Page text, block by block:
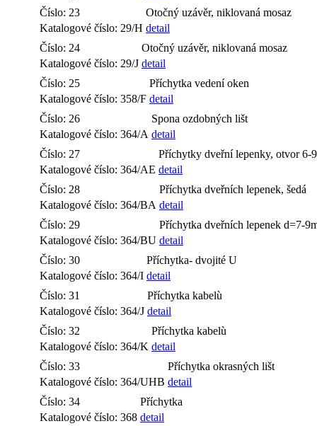
Číslo: 23
Otočný uzávěr, niklovaná mosaz
Katalogové číslo: 29/H detail
Číslo: 24
Otočný uzávěr, niklovaná mosaz
Katalogové číslo: 29/J detail
Číslo: 25
Příchytka vedení oken
Katalogové číslo: 358/F detail
Číslo: 26
Spona ozdobných lišt
Katalogové číslo: 364/A detail
Číslo: 27
Příchytky dveřní lepenky, otvor 6-
Katalogové číslo: 364/AE detail
Číslo: 28
Příchytka dveřních lepenek, šedá
Katalogové číslo: 364/BA detail
Číslo: 29
Příchytka dveřních lepenek d=7-
Katalogové číslo: 364/BU detail
Číslo: 30
Příchytka- dvojité U
Katalogové číslo: 364/I detail
Číslo: 31
Příchytka kabelù
Katalogové číslo: 364/J detail
Číslo: 32
Příchytka kabelù
Katalogové číslo: 364/K detail
Číslo: 33
Příchytka okrasných lišt
Katalogové číslo: 364/UHB detail
Číslo: 34
Příchytka
Katalogové číslo: 368 detail